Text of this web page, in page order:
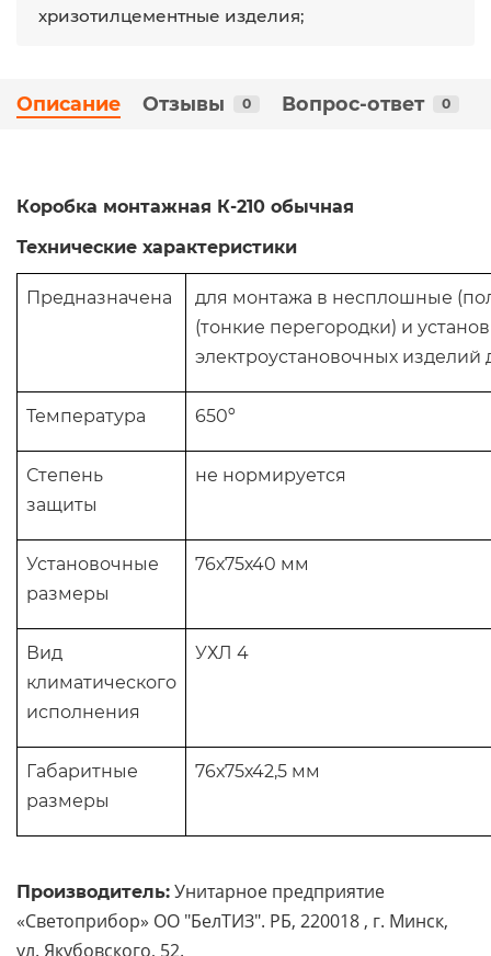
хризотилцементные изделия;
Описание Отзывы 0 Вопрос-ответ 0
Коробка монтажная К-210 обычная
Технические характеристики
Предназначена
для монтажа в несплошные
(тонкие перегородки) и
электроустановочных изделий
Температура 650º
Степень
защиты
не нормируется
Установочные
размеры
76х75х40 мм
Вид
климатического
исполнения
УХЛ 4
Габаритные
размеры
76х75х42,5 мм
Производитель: Унитарное предприятие
«Светоприбор» ОО "БелТИЗ". РБ, 220018 , г. Минск,
ул. Якубовского, 52.